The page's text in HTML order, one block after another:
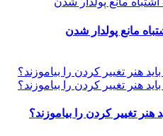
هنر تغییر کردن را بیاموزند؟